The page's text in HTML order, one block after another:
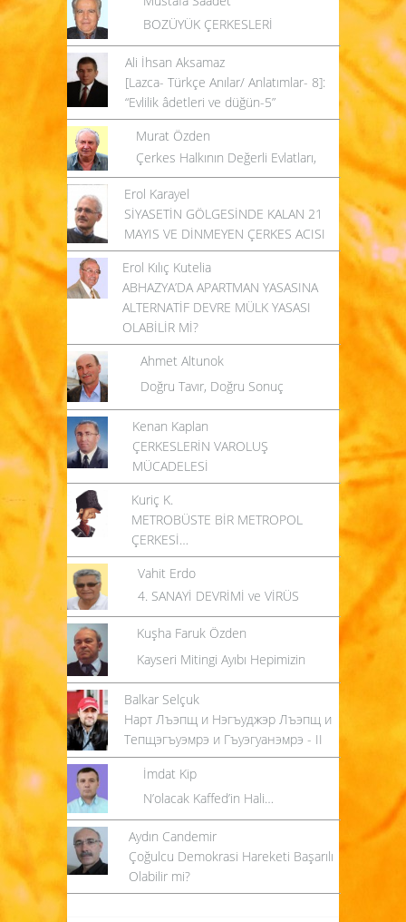
BOZÜYÜK ÇERKESLERİ
Ali İhsan Aksamaz
[Lazca- Türkçe Anılar/ Anlatımlar- 8]:
“Evlilik âdetleri ve düğün-5”
Murat Özden
Çerkes Halkının Değerli Evlatları,
Erol Karayel
SİYASETİN GÖLGESİNDE KALAN 21
MAYIS VE DİNMEYEN ÇERKES ACISI
Erol Kılıç Kutelia
ABHAZYA’DA APARTMAN YASASINA
ALTERNATİF DEVRE MÜLK YASASI
OLABİLİR Mİ?
Ahmet Altunok
Doğru Tavır, Doğru Sonuç
Kenan Kaplan
ÇERKESLERİN VAROLUŞ
MÜCADELESİ
Kuriç K.
METROBÜSTE BİR METROPOL
ÇERKESİ…
Vahit Erdo
4. SANAYİ DEVRİMİ ve VİRÜS
Kuşha Faruk Özden
Kayseri Mitingi Ayıbı Hepimizin
Balkar Selçuk
Нарт Лъэпщ и Нэгъуджэр Лъэпщ и
Тепщэгъуэмрэ и Гъуэгуанэмрэ - II
İmdat Kip
N’olacak Kaffed’in Hali…
Aydın Candemir
Çoğulcu Demokrasi Hareketi Başarılı
Olabilir mi?